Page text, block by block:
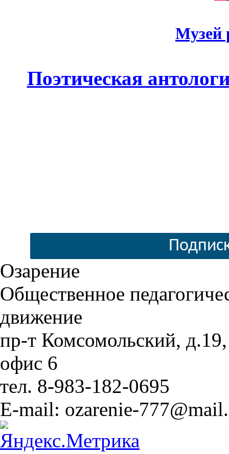
Музей
Поэтическая
Озарение
Общественное
движение
пр-т Комсомольский, д.19,
офис 6
тел. 8-983-182-0695
E-mail: ozarenie-